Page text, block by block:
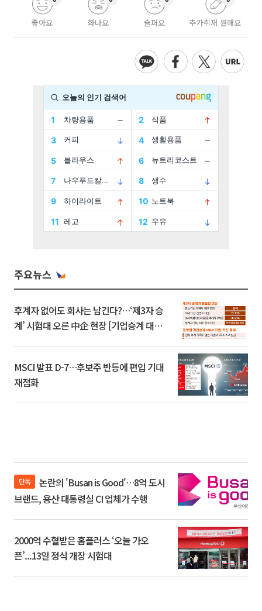
좋아요 화나요 슬퍼요 추가취재 원해요
주요뉴스
후계자 없어도 회사는 남긴다?…‘제3자 승
계’ 시험대 오른 中企 현장 [기업승계 대전
MSCI 발표 D-7…후보주 반등에 편입 기대
재점화
단독
브랜드, 용산 대통령실 CI 업체가 수행
2000억 수혈받은 홈플러스 ‘오늘 가오
픈’...13일 정식 개장 시험대